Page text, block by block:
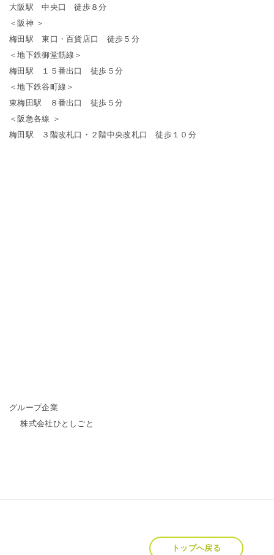
大阪駅 中央口 徒歩８分
＜阪神 ＞
梅田駅 東口・百貨店口 徒歩５分
＜地下鉄御堂筋線＞
梅田駅 １５番出口 徒歩５分
＜地下鉄谷町線＞
東梅田駅 ８番出口 徒歩５分
＜阪急各線 ＞
梅田駅 ３階改札口・２階中央改札口 徒歩１０分
グループ企業
株式会社ひとしごと
トップへ戻る